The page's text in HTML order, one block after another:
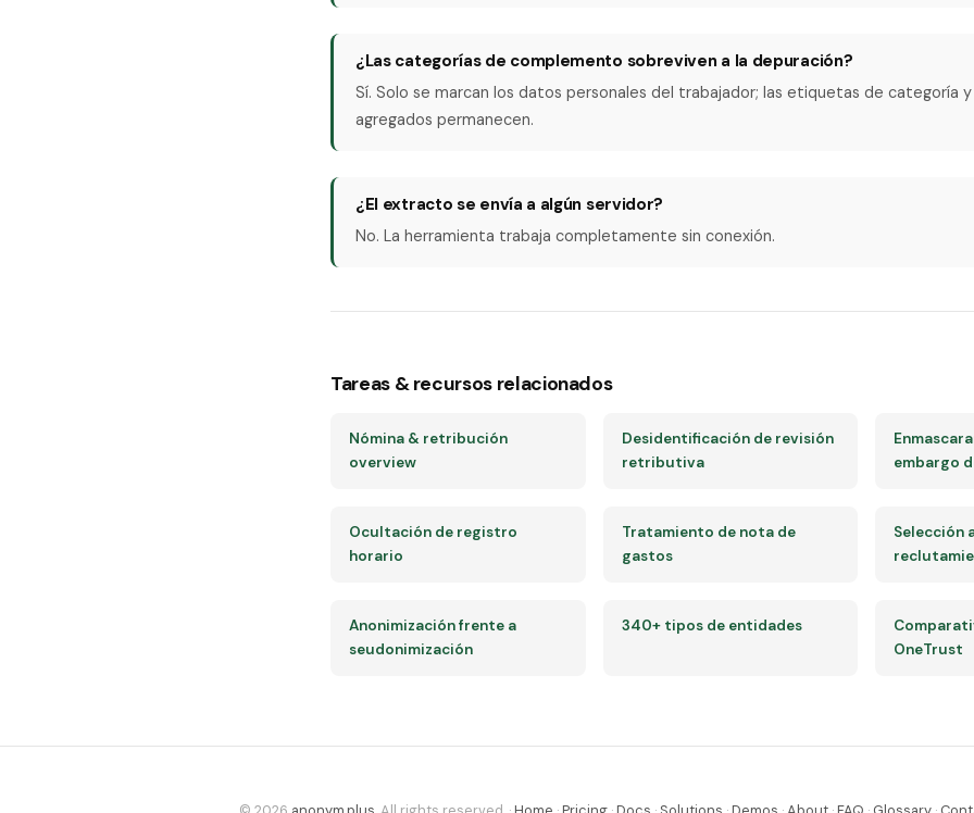
¿Las categorías de complemento sobreviven a la depuración?
Sí. Solo se marcan los datos personales del trabajador; las etiquetas de categoría
agregados permanecen.
¿El extracto se envía a algún servidor?
No. La herramienta trabaja completamente sin conexión.
Tareas & recursos relacionados
Nómina & retribución
overview
Desidentificación de revisión
retributiva
embargo
Ocultación de registro
horario
Tratamiento de nota de
gastos
Selección
Anonimización frente a
seudonimización
340+ tipos de entidades
OneTrust